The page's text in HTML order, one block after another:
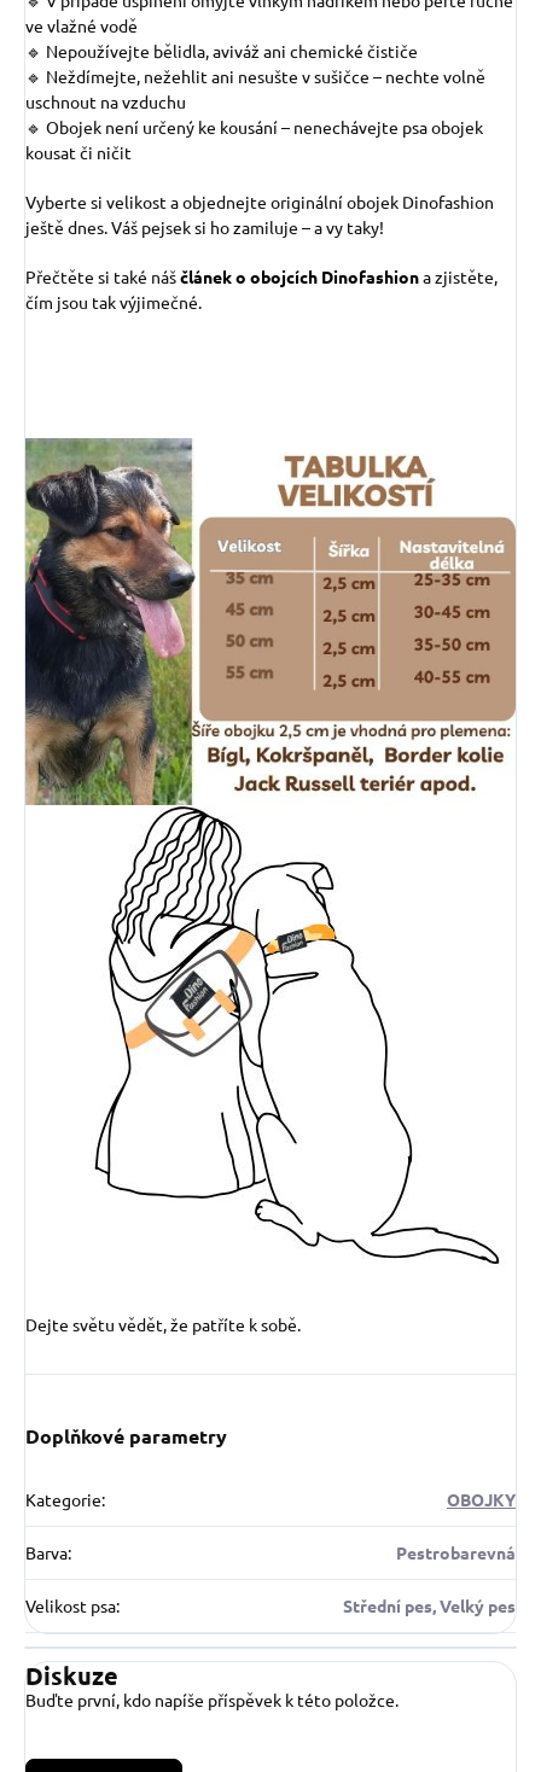
ve vlažné vodě
🔹 Nepoužívejte bělidla, aviváž ani chemické čističe
🔹 Neždímejte, nežehlit ani nesušte v sušičce – nechte volně
uschnout na vzduchu
🔹 Obojek není určený ke kousání – nenechávejte psa obojek
kousat či ničit
Vyberte si velikost a objednejte originální obojek Dinofashion
ještě dnes. Váš pejsek si ho zamiluje – a vy taky!
Přečtěte si také náščlánek o obojcích Dinofashiona zjistěte,
čím jsou tak výjimečné.
Dejte světu vědět, že patříte k sobě.
Doplňkové parametry
Kategorie: OBOJKY
Barva: Pestrobarevná
Velikost psa: Střední pes, Velký pes
Diskuze
Buďte první, kdo napíše příspěvek k této položce.